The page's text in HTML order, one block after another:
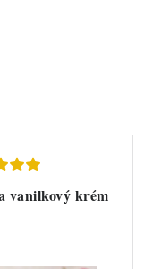
vanilkový krém